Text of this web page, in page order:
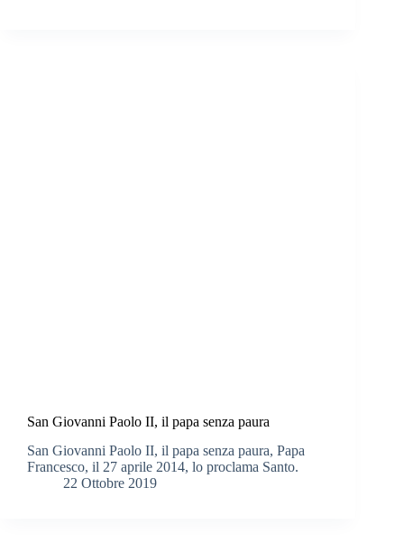
San Giovanni Paolo II, il papa senza paura
San Giovanni Paolo II, il papa senza paura, Papa
Francesco, il 27 aprile 2014, lo proclama Santo.
22 Ottobre 2019